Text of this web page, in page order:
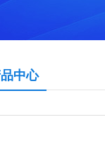
中心